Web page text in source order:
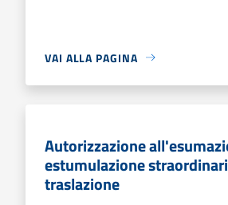
VAI ALLA PAGINA
Autorizzazione
estumulazione
traslazione